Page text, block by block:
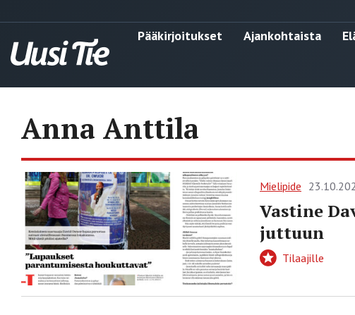
Pääkirjoitukset Ajankohtaista
Anna Anttila
Mielipide
Vastine
juttuun
Tilaajille